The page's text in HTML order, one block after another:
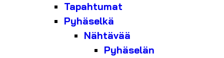
Tapahtumat
Pyhäselkä
Nähtävää
Pyhäselän